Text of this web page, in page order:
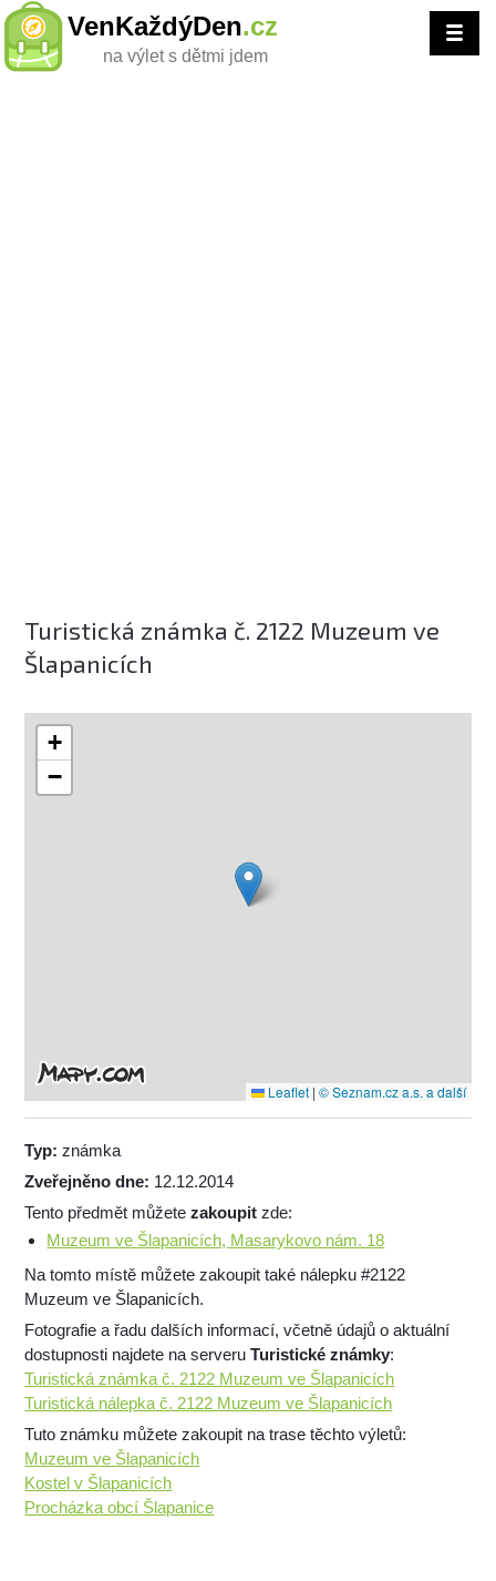
VenKaždýDen.cz
na výlet s dětmi jdem
Turistická známka č. 2122 Muzeum ve
Šlapanicích
+
−
Leaflet | © Seznam.cz a.s. a další
Typ:známka
Zveřejněno dne: 12.12.2014
Tento předmět můžetezakoupit zde:
Muzeum ve Šlapanicích, Masarykovo nám. 18
Na tomto místě můžete zakoupit také nálepku #2122
Muzeum ve Šlapanicích.
Fotografie a řadu dalších informací, včetně údajů o aktuální
dostupnosti najdete na serveruTuristické známky:
Turistická známka č. 2122 Muzeum ve Šlapanicích
Turistická nálepka č. 2122 Muzeum ve Šlapanicích
Tuto známku můžete zakoupit na trase těchto výletů:
Muzeum ve Šlapanicích
Kostel v Šlapanicích
Procházka obcí Šlapanice